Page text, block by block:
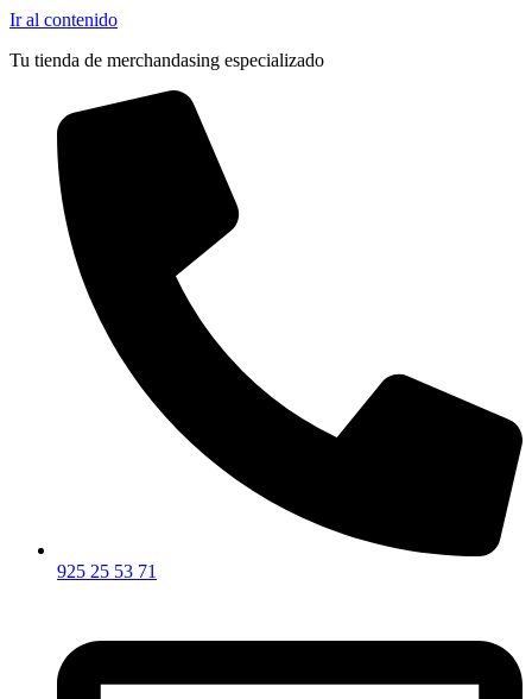
Ir al contenido
Tu tienda de merchandasing especializado
925 25 53 71